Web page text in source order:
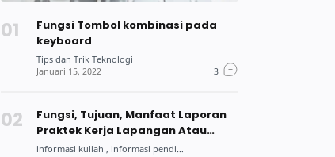
Fungsi Tombol kombinasi pada
keyboard
Fungsi, Tujuan, Manfaat Laporan
Praktek Kerja Lapangan Atau
Praktek Kerja Industri Bagi Siswa